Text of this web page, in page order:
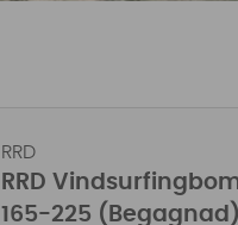
RRD
RRD
165-225